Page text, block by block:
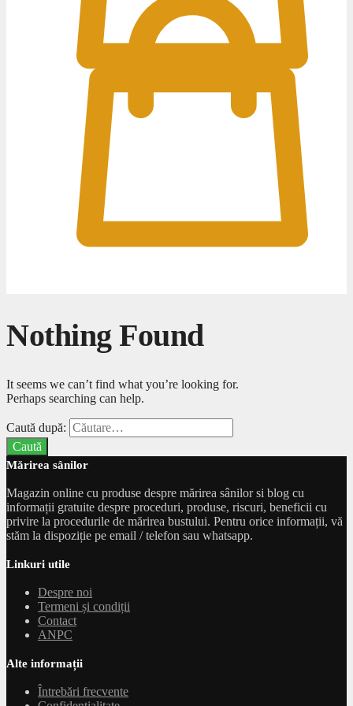
Nothing Found
It seems we can’t find what you’re looking for.
Perhaps searching can help.
Caută după:
Mărirea sânilor
Magazin online cu produse despre mărirea sânilor si blog cu
informații gratuite despre proceduri, produse, riscuri, beneficii cu
privire la procedurile de mărirea bustului. Pentru orice informații, vă
stăm la dispoziție pe email / telefon sau whatsapp.
Linkuri utile
Despre noi
Termeni și condiții
Contact
ANPC
Alte informații
Întrebări frecvente